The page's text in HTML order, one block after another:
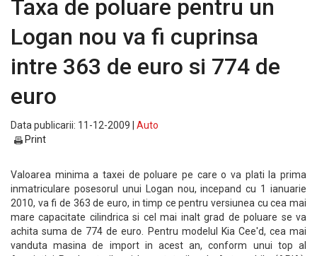
Taxa de poluare pentru un
Logan nou va fi cuprinsa
intre 363 de euro si 774 de
euro
Data publicarii: 11-12-2009 | Auto
Print
Valoarea minima a taxei de poluare pe care o va plati la prima
inmatriculare posesorul unui Logan nou, incepand cu 1 ianuarie
2010, va fi de 363 de euro, in timp ce pentru versiunea cu cea mai
mare capacitate cilindrica si cel mai inalt grad de poluare se va
achita suma de 774 de euro. Pentru modelul Kia Cee'd, cea mai
vanduta masina de import in acest an, conform unui top al